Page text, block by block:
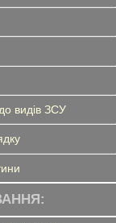
видів ЗСУ